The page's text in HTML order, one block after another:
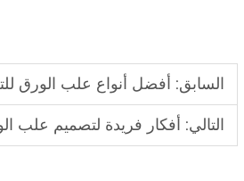
السابق: أفضل أنواع علب الورق
التالي: أفكار فريدة لتصميم علب